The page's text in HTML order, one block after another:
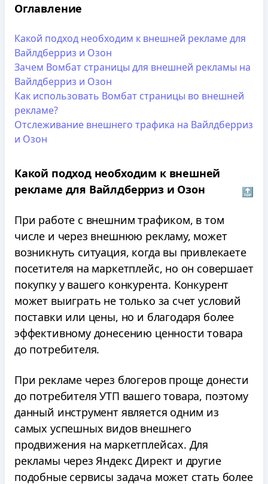
Оглавление
Какой подход необходим к внешней рекламе для
Вайлдберриз и Озон
Зачем Вомбат страницы для внешней рекламы на
Вайлдберриз и Озон
Как использовать Вомбат страницы во внешней
рекламе?
Отслеживание внешнего трафика на Вайлдберриз
и Озон
🔝
Какой подход необходим к внешней
рекламе для Вайлдберриз и Озон
При работе с внешним трафиком, в том
числе и через внешнюю рекламу, может
возникнуть ситуация, когда вы привлекаете
посетителя на маркетплейс, но он совершает
покупку у вашего конкурента. Конкурент
может выиграть не только за счет условий
поставки или цены, но и благодаря более
эффективному донесению ценности товара
до потребителя.
При рекламе через блогеров проще донести
до потребителя УТП вашего товара, поэтому
данный инструмент является одним из
самых успешных видов внешнего
продвижения на маркетплейсах. Для
рекламы через Яндекс Директ и другие
подобные сервисы задача может стать более